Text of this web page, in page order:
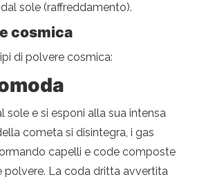
sole (raffreddamento).
cosmica
di polvere cosmica:
sole e si esponi alla sua intensa
cometa si disintegra, i gas
capelli e code composte
polvere. La coda dritta avvertita